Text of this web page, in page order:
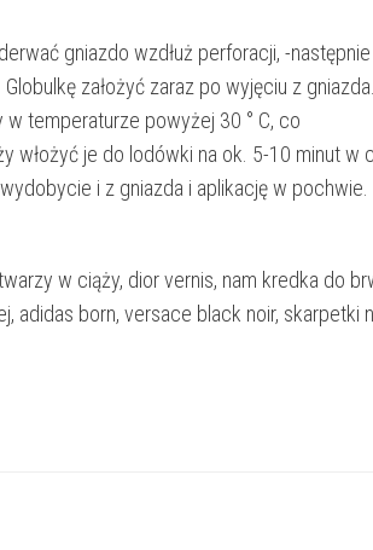
gniazdo wzdłuż perforacji, -następnie
założyć zaraz po wyjęciu z gniazda.
temperaturze powyżej 30 ° C, co
włożyć je do lodówki na ok. 5-10 minut w
i z gniazda i aplikację w pochwie.
w ciąży, dior vernis, nam kredka do
adidas born, versace black noir, skarpetki